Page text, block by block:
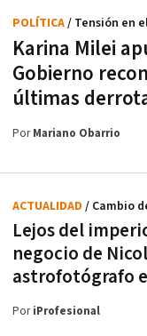
Karina Milei
Gobierno
últimas
POLÍTICA/ Tensión en
PorMariano Obarrio
Lejos del
negocio de
astrofotógrafo
ACTUALIDAD / Cambio
PoriProfesional